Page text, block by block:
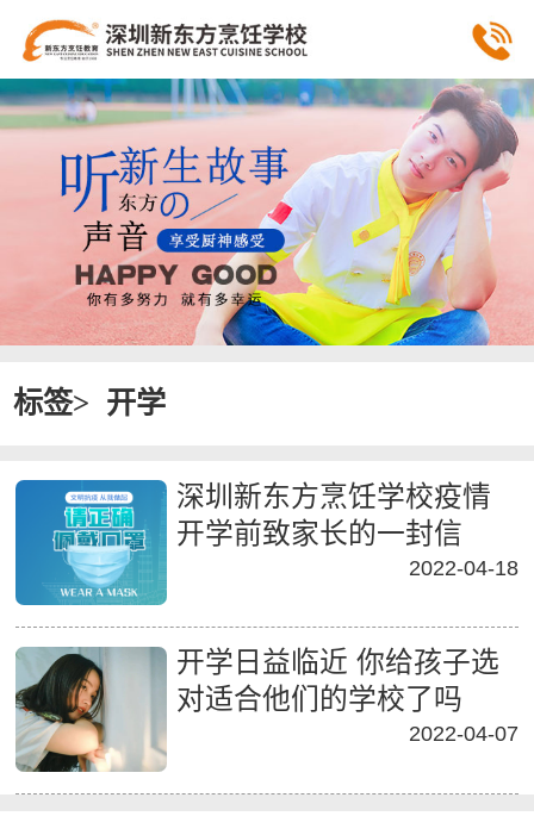
标签> 开学
深圳新东方烹饪学校疫情
开学前致家长的一封信
2022-04-18
开学日益临近 你给孩子选
对适合他们的学校了吗
2022-04-07